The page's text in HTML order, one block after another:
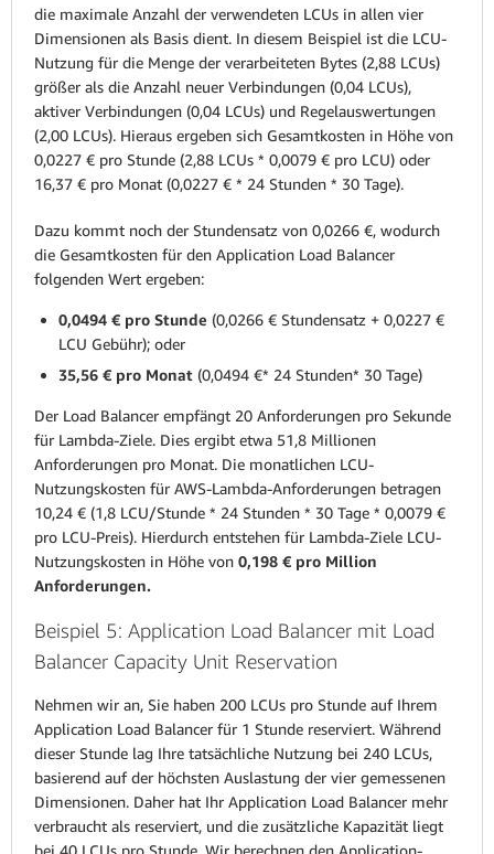
die maximale Anzahl der verwendeten LCUs in allen vier
Dimensionen als Basis dient. In diesem Beispiel ist die LCU-
Nutzung für die Menge der verarbeiteten Bytes (2,88 LCUs)
größer als die Anzahl neuer Verbindungen (0,04 LCUs),
aktiver Verbindungen (0,04 LCUs) und Regelauswertungen
(2,00 LCUs). Hieraus ergeben sich Gesamtkosten in Höhe von
0,0227 € pro Stunde (2,88 LCUs * 0,0079 € pro LCU) oder
16,37 € pro Monat (0,0227 € * 24 Stunden * 30 Tage).
Dazu kommt noch der Stundensatz von 0,0266 €, wodurch
die Gesamtkosten für den Application Load Balancer
folgenden Wert ergeben:
0,0494 € pro Stunde (0,0266 € Stundensatz + 0,0227 €
LCU Gebühr); oder
35,56 € pro Monat (0,0494 €* 24 Stunden* 30 Tage)
Der Load Balancer empfängt 20 Anforderungen pro Sekunde
für Lambda-Ziele. Dies ergibt etwa 51,8 Millionen
Anforderungen pro Monat. Die monatlichen LCU-
Nutzungskosten für AWS-Lambda-Anforderungen betragen
10,24 € (1,8 LCU/Stunde * 24 Stunden * 30 Tage * 0,0079 €
pro LCU-Preis). Hierdurch entstehen für Lambda-Ziele LCU-
Nutzungskosten in Höhe von 0,198 € pro Million
Anforderungen.
Beispiel 5: Application Load Balancer mit Load
Balancer Capacity Unit Reservation
Nehmen wir an, Sie haben 200 LCUs pro Stunde auf Ihrem
Application Load Balancer für 1 Stunde reserviert. Während
dieser Stunde lag Ihre tatsächliche Nutzung bei 240 LCUs,
basierend auf der höchsten Auslastung der vier gemessenen
Dimensionen. Daher hat Ihr Application Load Balancer mehr
verbraucht als reserviert, und die zusätzliche Kapazität liegt
bei 40 LCUs pro Stunde. Wir berechnen den Application-